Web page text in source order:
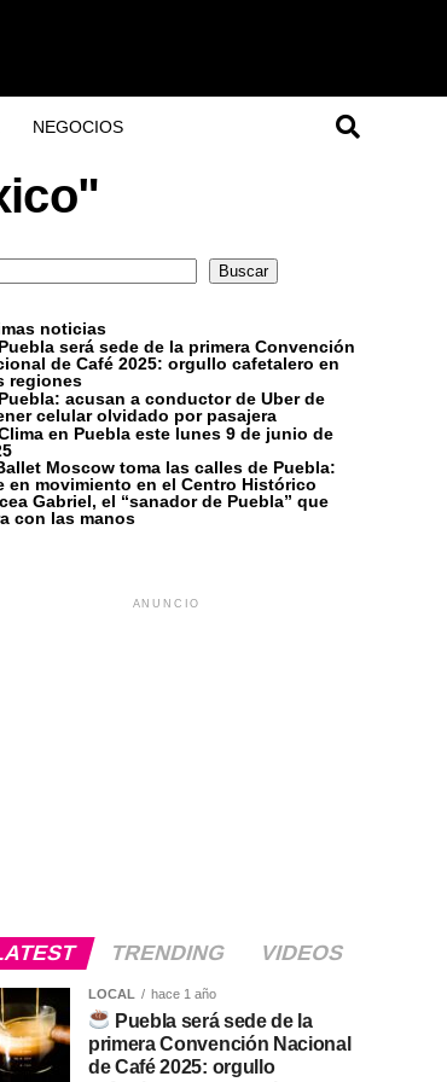
NEGOCIOS
Buscar
noticias
Puebla será sede de la primera Convención
de Café 2025: orgullo cafetalero en
regiones
Puebla: acusan a conductor de Uber de
celular olvidado por pasajera
en Puebla este lunes 9 de junio de
Moscow toma las calles de Puebla:
en movimiento en el Centro Histórico
Gabriel, el “sanador de Puebla” que
con las manos
ANUNCIO
TRENDING VIDEOS
LOCAL hace 1 año
Puebla será sede de la
primera Convención Nacional
de Café 2025: orgullo